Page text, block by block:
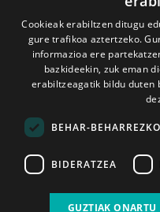
2026ko eka. 1a
Cookieak erabiltzen ditugu
gure trafikoa aztertzeko.
informazioa ere
bazkideekin, zuk eman
erabiltzeagatik bildu duten
BEHAR-
BIDERATZEA
GUZTIAK ONARTU